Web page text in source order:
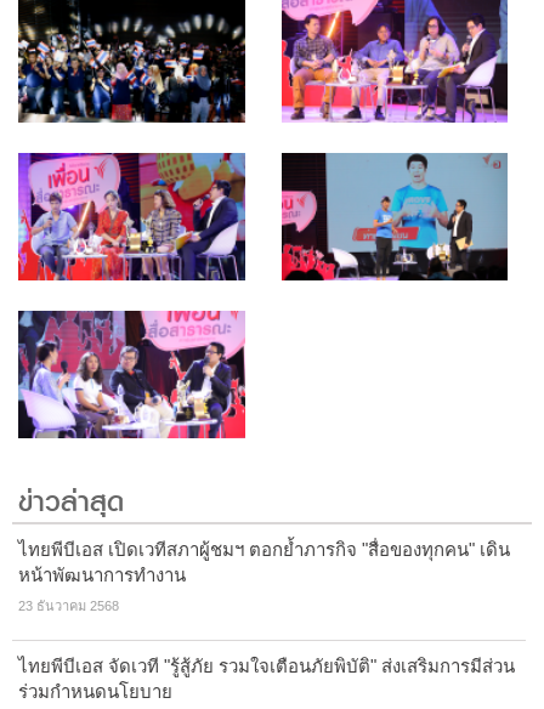
ข่าวล่าสุด
ไทยพีบีเอส เปิดเวทีสภาผู้ชมฯ ตอกย้ำภารกิจ "สื่อของทุกคน" เดิน
หน้าพัฒนาการทำงาน
23 ธันวาคม 2568
ไทยพีบีเอส จัดเวที "รู้สู้ภัย รวมใจเตือนภัยพิบัติ" ส่งเสริมการมีส่วน
ร่วมกำหนดนโยบาย